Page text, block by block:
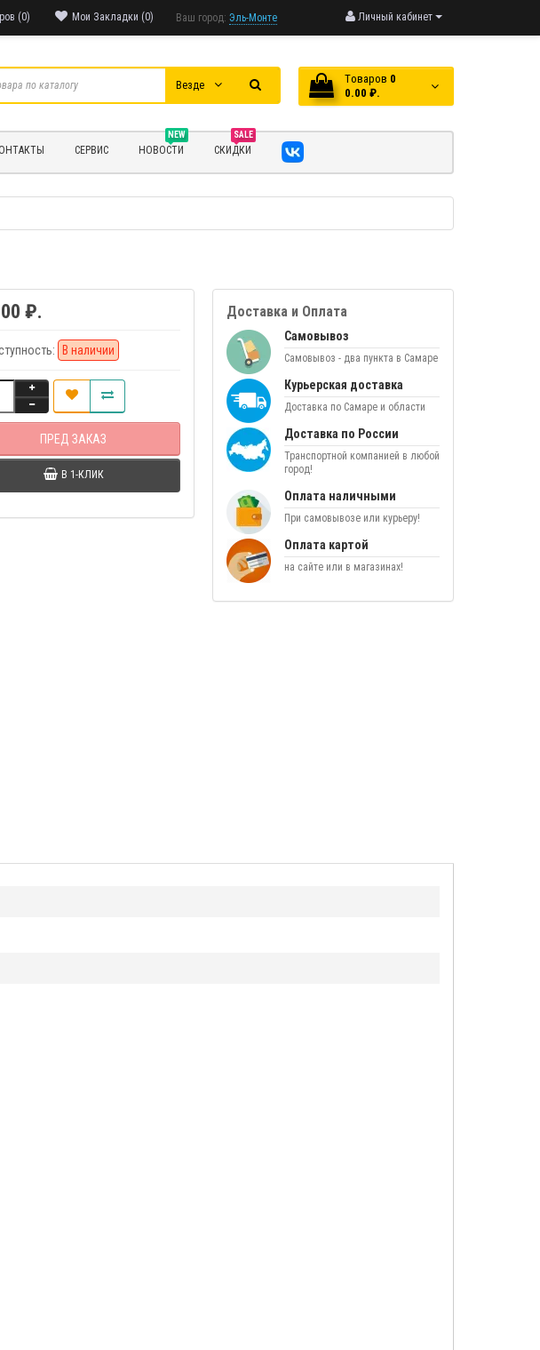
Личный кабинет
Ваш город: Эль-Монте
Мои Закладки (0)
(0)
Везде Tоваров 0
0.00 ₽.
СЕРВИС
NEW
НОВОСТИ
SALE
СКИДКИ
₽.
В наличии
ПРЕД ЗАКАЗ
В 1-КЛИК
Доставка и Оплата
Самовывоз
Самовывоз - два пункта в Самаре
Курьерская доставка
Доставка по Самаре и области
Доставка по России
Транспортной компанией в любой
город!
Оплата наличными
При самовывозе или курьеру!
Оплата картой
на сайте или в магазинах!